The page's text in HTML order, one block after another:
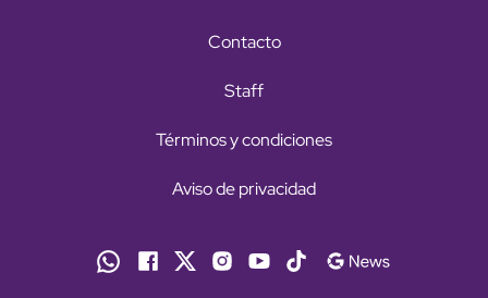
Contacto
Staff
Términos y condiciones
Aviso de privacidad